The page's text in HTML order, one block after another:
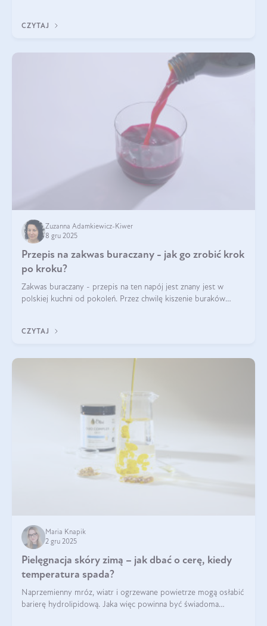
CZYTAJ
Zuzanna Adamkiewicz-Kiwer
8 gru 2025
Przepis na zakwas buraczany - jak go zrobić krok
po kroku?
Zakwas buraczany - przepis na ten napój jest znany jest w
polskiej kuchni od pokoleń. Przez chwilę kiszenie buraków
CZYTAJ
Maria Knapik
2 gru 2025
Pielęgnacja skóry zimą – jak dbać o cerę, kiedy
temperatura spada?
Naprzemienny mróz, wiatr i ogrzewane powietrze mogą osłabić
barierę hydrolipidową. Jaka więc powinna być świadoma